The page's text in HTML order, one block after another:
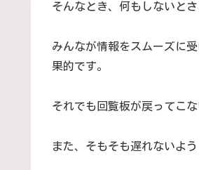
そんなとき、何もしないと
みんなが情報をスムーズに
果的です。
それでも回覧板が戻ってこ
また、そもそも遅れないよ